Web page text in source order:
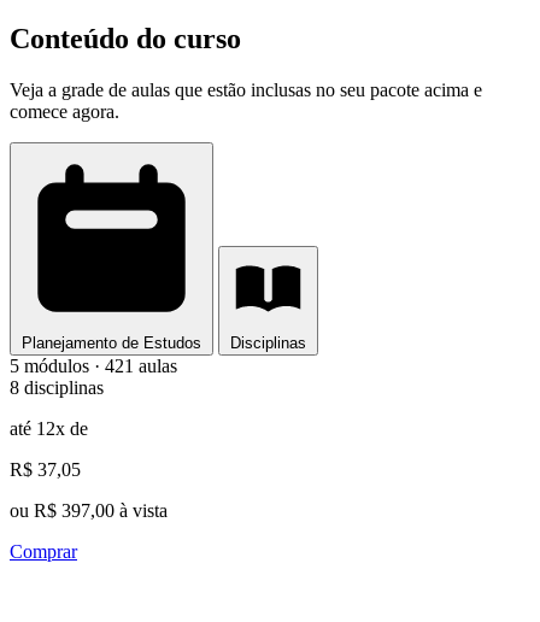
Conteúdo do curso
Veja a grade de aulas que estão inclusas no seu pacote acima e
comece agora.
Planejamento de Estudos Disciplinas
5 módulos · 421 aulas
8 disciplinas
até 12x de
R$ 37,05
ou R$ 397,00 à vista
Comprar